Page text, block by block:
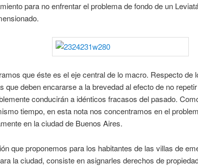
para no enfrentar el problema de fondo de un
que éste es el eje central de lo macro. Respecto de
que deben encararse a la brevedad al efecto de no
conducirán a idénticos fracasos del pasado.
tiempo, en esta nota nos concentramos en el
en la ciudad de Buenos Aires.
que proponemos para los habitantes de las villas de
la ciudad, consiste en asignarles derechos de